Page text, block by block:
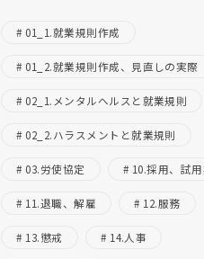
01_1.就業規則作成
01_2.就業規則作成、見直しの実際
02_1.メンタルヘルスと就業規則
02_2.ハラスメントと就業規則
03.労使協定 10.採用、試
11.退職、解雇 12.服務
13.懲戒 14.人事